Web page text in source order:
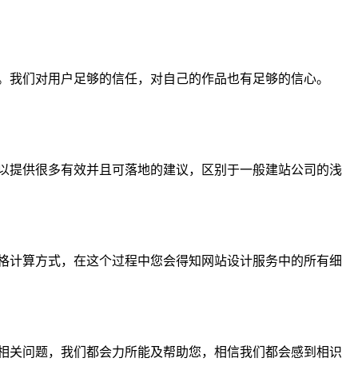
们对用户足够的信任，对自己的作品也有足够的信心。
供很多有效并且可落地的建议，区别于一般建站公司的
算方式，在这个过程中您会得知网站设计服务中的所有
问题，我们都会力所能及帮助您，相信我们都会感到相